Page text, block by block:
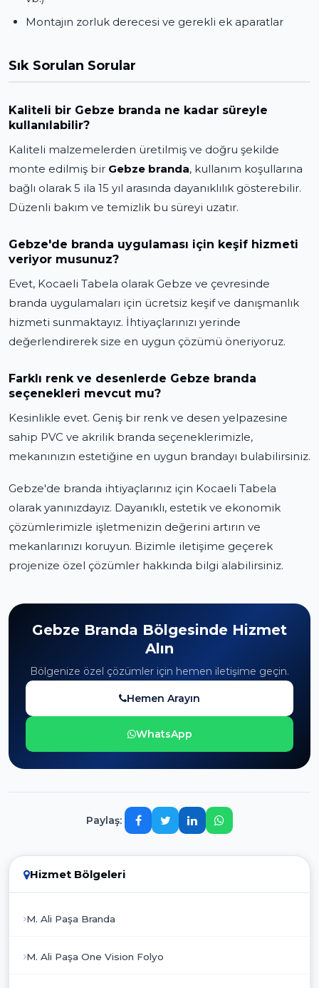
Montajın zorluk derecesi ve gerekli ek aparatlar
Sık Sorulan Sorular
Kaliteli bir Gebze branda ne kadar süreyle
kullanılabilir?
Kaliteli malzemelerden üretilmiş ve doğru şekilde
monte edilmiş bir Gebze branda, kullanım koşullarına
bağlı olarak 5 ila 15 yıl arasında dayanıklılık gösterebilir.
Düzenli bakım ve temizlik bu süreyi uzatır.
Gebze'de branda uygulaması için keşif hizmeti
veriyor musunuz?
Evet, Kocaeli Tabela olarak Gebze ve çevresinde
branda uygulamaları için ücretsiz keşif ve danışmanlık
hizmeti sunmaktayız. İhtiyaçlarınızı yerinde
değerlendirerek size en uygun çözümü öneriyoruz.
Farklı renk ve desenlerde Gebze branda
seçenekleri mevcut mu?
Kesinlikle evet. Geniş bir renk ve desen yelpazesine
sahip PVC ve akrilik branda seçeneklerimizle,
mekanınızın estetiğine en uygun brandayı bulabilirsiniz.
Gebze'de branda ihtiyaçlarınız için Kocaeli Tabela
olarak yanınızdayız. Dayanıklı, estetik ve ekonomik
çözümlerimizle işletmenizin değerini artırın ve
mekanlarınızı koruyun. Bizimle iletişime geçerek
projenize özel çözümler hakkında bilgi alabilirsiniz.
Gebze Branda Bölgesinde Hizmet
Alın
Bölgenize özel çözümler için hemen iletişime geçin.
Hemen Arayın
WhatsApp
Paylaş:
Hizmet Bölgeleri
M. Ali Paşa Branda
M. Ali Paşa One Vision Folyo